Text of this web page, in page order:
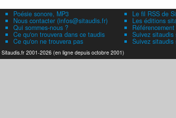
Poésie sonore, MP3
Nous contacter (infos@sitaudis.fr)
Qui sommes-nous ?
Ce qu'on trouvera dans ce taudis
Ce qu'on ne trouvera pas
Le fil RSS de
Les éditions
Suivez sitaudis
Suivez sitaudis
2001-2026 (en ligne depuis octobre 2001)